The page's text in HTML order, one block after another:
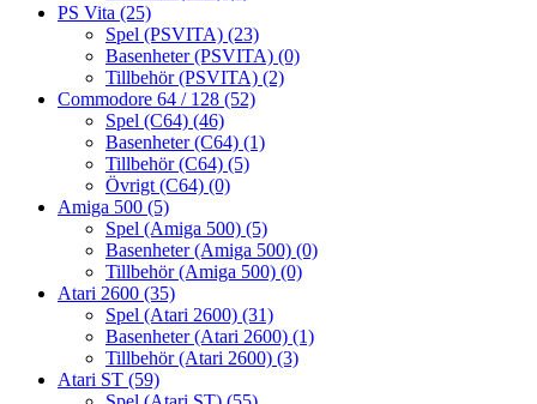
PS Vita (25)
Spel (PSVITA) (23)
Basenheter (PSVITA) (0)
Tillbehör (PSVITA) (2)
Commodore 64 / 128 (52)
Spel (C64) (46)
Basenheter (C64) (1)
Tillbehör (C64) (5)
Övrigt (C64) (0)
Amiga 500 (5)
Spel (Amiga 500) (5)
Basenheter (Amiga 500) (0)
Tillbehör (Amiga 500) (0)
Atari 2600 (35)
Spel (Atari 2600) (31)
Basenheter (Atari 2600) (1)
Tillbehör (Atari 2600) (3)
Atari ST (59)